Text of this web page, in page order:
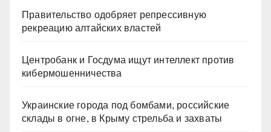
Правительство одобряет репрессивную
рекреацию алтайских властей
Центробанк и Госдума ищут интеллект против
кибермошенничества
Украинские города под бомбами, российские
склады в огне, в Крыму стрельба и захваты